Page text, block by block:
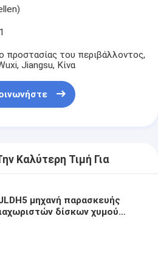
προστασίας του περιβάλλοντος,
Jiangsu, Κίνα
Καλύτερη Τιμή Για
μηχανή παρασκευής
δίσκων χυμού